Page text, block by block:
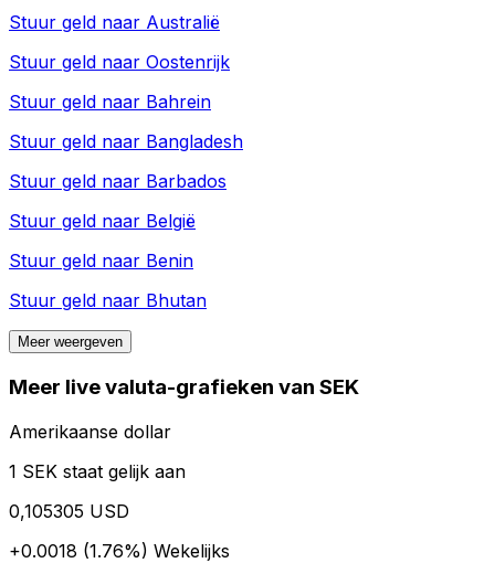
Stuur geld naar Australië
Stuur geld naar Oostenrijk
Stuur geld naar Bahrein
Stuur geld naar Bangladesh
Stuur geld naar Barbados
Stuur geld naar België
Stuur geld naar Benin
Stuur geld naar Bhutan
Meer weergeven
Meer live valuta-grafieken van SEK
Amerikaanse dollar
1 SEK staat gelijk aan
0,105305 USD
+0.0018 (1.76%) Wekelijks